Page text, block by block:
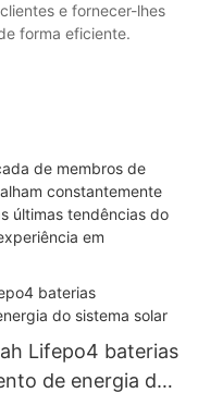
e fornecer-lhes
forma eficiente.
de membros de
constantemente
últimas tendências do
em
Lifepo4 baterias
de energia do